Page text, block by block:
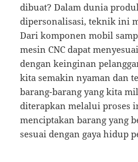
dibuat? Dalam dunia
dipersonalisasi, teknik ini
Dari komponen mobil
mesin CNC dapat
dengan keinginan
kita semakin nyaman dan
barang-barang yang kita
diterapkan melalui proses
menciptakan barang yang
sesuai dengan gaya hidup